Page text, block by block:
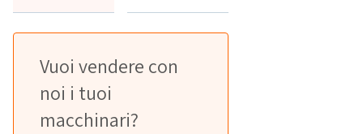
Vuoi vendere con
noi i tuoi
macchinari?